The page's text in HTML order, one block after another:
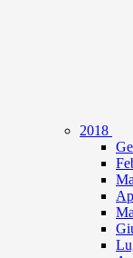
2018